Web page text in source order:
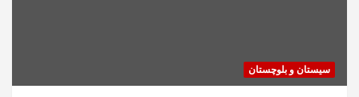
سیستان و بلوچستان